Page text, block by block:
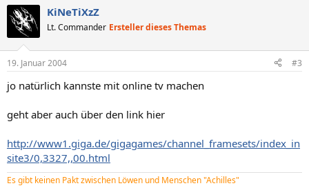
KiNeTiXzZ
Lt. Commander Ersteller dieses Themas
19. Januar 2004 #3
jo natürlich kannste mit online tv machen
geht aber auch über den link hier
http://www1.giga.de/gigagames/channel_framesets/index_in
site3/0,3327,,00.html
Es gibt keinen Pakt zwischen Löwen und Menschen "Achilles"